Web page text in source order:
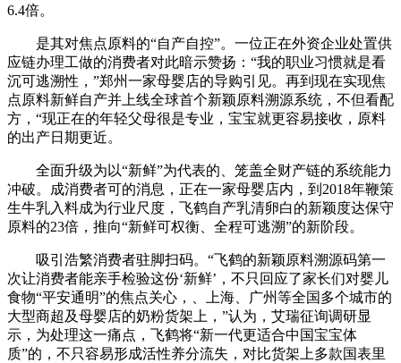
6.4倍。
是其对焦点原料的“自产自控”。一位正在外资企业处置供
应链办理工做的消费者对此暗示赞扬：“我的职业习惯就是看
沉可逃溯性，”郑州一家母婴店的导购引见。再到现在实现焦
点原料新鲜自产并上线全球首个新颖原料溯源系统，不但看配
方，“现正在的年轻父母很是专业，宝宝就更容易接收，原料
的出产日期更近。
全面升级为以“新鲜”为代表的、笼盖全财产链的系统能力
冲破。成消费者可的消息，正在一家母婴店内，到2018年鞭策
生牛乳入料成为行业尺度，飞鹤自产乳清卵白的新颖度达保守
原料的23倍，推向“新鲜可权衡、全程可逃溯”的新阶段。
吸引浩繁消费者驻脚扫码。“飞鹤的新颖原料溯源码第一
次让消费者能亲手检验这份‘新鲜’，不只回应了家长们对婴儿
食物“平安通明”的焦点关心，、上海、广州等全国多个城市的
大型商超及母婴店的奶粉货架上，”认为，艾瑞征询调研显
示，为处理这一痛点，飞鹤将“新一代更适合中国宝宝体
质”的，不只容易形成活性养分流失，对比货架上多款国表里